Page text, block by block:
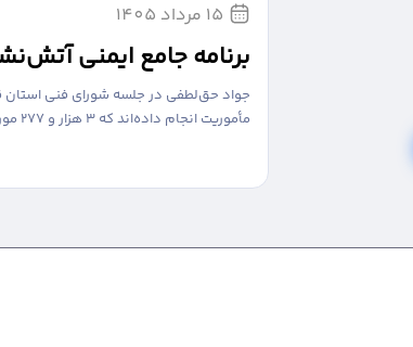
بیشتر
30 تیر 1405
سه شهر قزوین در طرح
معاون هماهنگی امور عمرانی استاندار
صنعتی امیرکبیر خبر داد و گفت: در قالب